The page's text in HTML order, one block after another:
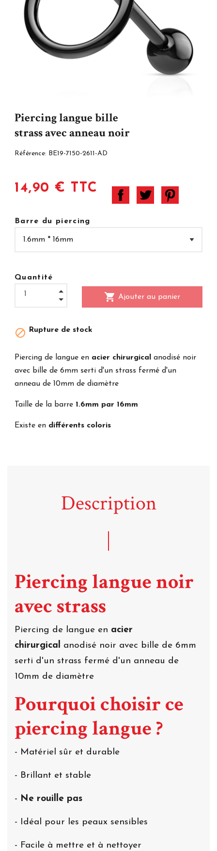
Piercing langue bille
strass avec anneau noir
Référence: BE19-7150-2611-AD
14,90 € TTC
Barre du piercing
Quantité
shopping_cart Ajouter au panier
 Rupture de stock
Piercing de langue en acier chirurgical
anodisé noir
avec bille de 6mm serti d'un strass fermé d'un
anneau de 10mm de diamètre
Taille de la barre 1.6mm par 16mm
Existe en différents coloris
Description
Piercing langue noir
avec strass
Piercing de langue en acier
chirurgical
anodisé noir avec bille de 6mm
serti d'un strass fermé d'un anneau de
10mm de diamètre
Pourquoi choisir ce
piercing langue ?
- Matériel sûr et durable
- Brillant et stable
- Ne rouille pas
- Idéal pour les peaux sensibles
- Facile à mettre et à nettoyer